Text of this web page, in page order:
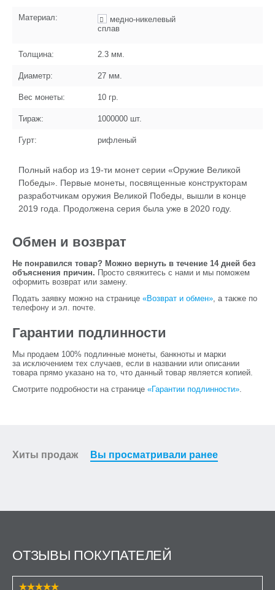
Материал:
медно-никелевый
сплав
Толщина: 2.3 мм.
Диаметр: 27 мм.
Вес монеты: 10 гр.
Тираж: 1000000 шт.
Гурт: рифленый
Полный набор из 19-ти монет серии «Оружие Великой
Победы». Первые монеты, посвященные конструкторам
разработчикам оружия Великой Победы, вышли в конце
2019 года. Продолжена серия была уже в 2020 году.
Обмен и возврат
Не понравился товар? Можно вернуть в течение 14 дней без
объяснения причин. Просто свяжитесь с нами и мы поможем
оформить возврат или замену.
Подать заявку можно на странице «Возврат и обмен», а также по
телефону и эл. почте.
Гарантии подлинности
Мы продаем 100% подлинные монеты, банкноты и марки
за исключением тех случаев, если в названии или описании
товара прямо указано на то, что данный товар является копией.
Смотрите подробности на странице «Гарантии подлинности».
Хиты продаж Вы просматривали ранее
ОТЗЫВЫ ПОКУПАТЕЛЕЙ